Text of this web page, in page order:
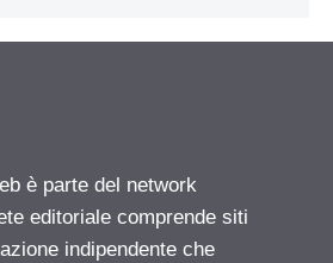
è parte del network
editoriale comprende siti
indipendente che